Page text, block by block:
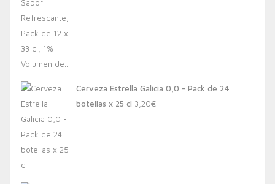
Cerveza Estrella Galicia 0,0 - Pack de 24
botellas x 25 cl 3,20€